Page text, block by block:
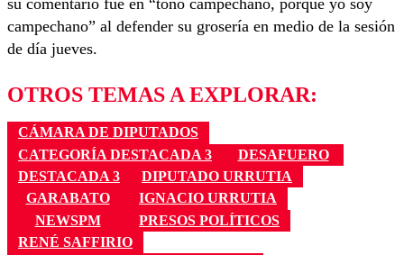
su comentario fue en “tono campechano, porque yo soy
campechano” al defender su grosería en medio de la sesión
de día jueves.
OTROS TEMAS A EXPLORAR:
CÁMARA DE DIPUTADOS
CATEGORÍA DESTACADA 3
DESAFUERO
DESTACADA 3
DIPUTADO URRUTIA
GARABATO
IGNACIO URRUTIA
NEWSPM
PRESOS POLÍTICOS
RENÉ SAFFIRIO